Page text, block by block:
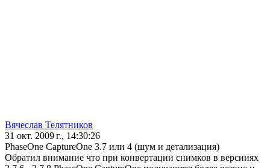
Вячеслав Телятников
31 окт. 2009 г., 14:30:26
PhaseOne CaptureOne 3.7 или 4 (шум и детализация)
Обратил внимание что при конвертации снимков в версииях